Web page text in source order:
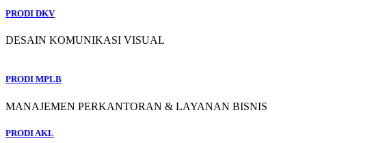
PRODI DKV
DESAIN KOMUNIKASI VISUAL
PRODI MPLB
MANAJEMEN PERKANTORAN & LAYANAN BISNIS
PRODI AKL